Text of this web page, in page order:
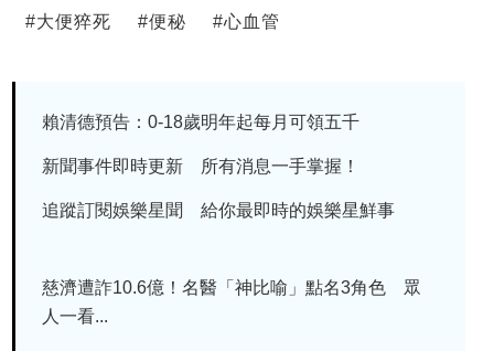
#大便猝死 #便秘 #心血管
賴清德預告：0-18歲明年起每月可領五千
新聞事件即時更新 所有消息一手掌握！
追蹤訂閱娛樂星聞 給你最即時的娛樂星鮮事
慈濟遭詐10.6億！名醫「神比喻」點名3角色 眾
人一看...